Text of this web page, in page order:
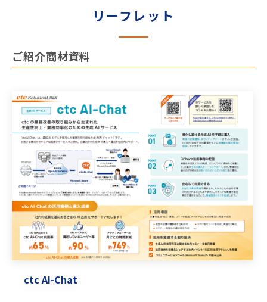
リーフレット
ご紹介商材資料
ctc AI-Chat